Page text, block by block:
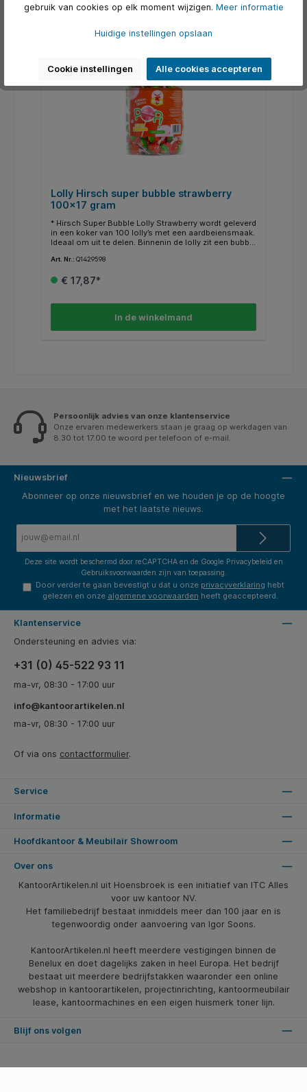
Lolly Hirsch super bubble strawberry
100x17 gram
* Hirsch Super Bubble Lolly Strawberry wordt geleverd
in een koker van 100 lolly’s met een aardbeiensmaak.
Ideaal om uit te delen. Binnenin de lolly zit een bubble
genieten.
Art. Nr.: Q1429598
€ 17,87*
In de winkelmand
Persoonlijk advies van onze klantenservice
Onze ervaren medewerkers staan je graag op werkdagen van
8.30 tot 17.00 te woord per telefoon of e-mail.
Nieuwsbrief
Abonneer op onze nieuwsbrief en we houden je op de hoogte
met het laatste nieuws.
Deze site wordt beschermd door reCAPTCHA en de Google Privacybeleid en
Gebruiksvoorwaarden zijn van toepassing.
Door verder te gaan bevestigt u dat u onze privacyverklaring hebt
gelezen en onze algemene voorwaarden heeft geaccepteerd.
Klantenservice
Ondersteuning en advies via:
+31 (0) 45-522 93 11
ma-vr, 08:30 - 17:00 uur
info@kantoorartikelen.nl
ma-vr, 08:30 - 17:00 uur
Of via ons contactformulier.
Service
Informatie
Hoofdkantoor & Meubilair Showroom
Over ons
KantoorArtikelen.nl uit Hoensbroek is een initiatief van ITC Alles
voor uw kantoor NV.
Het familiebedrijf bestaat inmiddels meer dan 100 jaar en is
tegenwoordig onder aanvoering van Igor Soons.
KantoorArtikelen.nl heeft meerdere vestigingen binnen de
Benelux en doet dagelijks zaken in heel Europa. Het bedrijf
bestaat uit meerdere bedrijfstakken waaronder een online
webshop in kantoorartikelen, projectinrichting, kantoormeubilair
lease, kantoormachines en een eigen huismerk toner lijn.
Blijf ons volgen
gebruik van cookies op elk moment wijzigen. Meer informatie
Huidige instellingen opslaan
Cookie instellingen Alle cookies accepteren